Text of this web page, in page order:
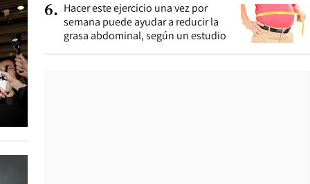
6. Hacer este ejercicio una vez por
semana puede ayudar a reducir la
grasa abdominal, según un estudio